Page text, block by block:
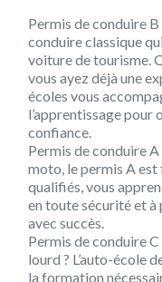
Permis de conduire
conduire classique
voiture de tourisme.
vous ayez déjà une
écoles vous
l’apprentissage
confiance.
Permis de conduire
moto, le permis A
qualifiés, vous
en toute sécurité et à
avec succès.
Permis de conduire
lourd ? L’auto-école
la formation